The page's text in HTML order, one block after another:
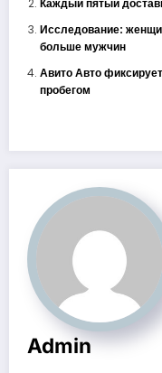
Каждый пятый
Исследование:
больше мужчин
Авито Авто
пробегом
Admin